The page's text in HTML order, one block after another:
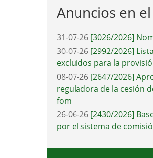
Anuncios en el
31-07-26 [3026/2026]
30-07-26 [2992/2026]
excluidos para la
08-07-26 [2647/2026]
reguladora de la cesión
fom
26-06-26 [2430/2026]
por el sistema de